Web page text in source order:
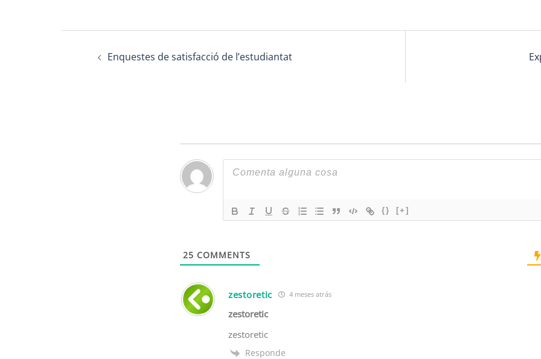
Post
navigation
Enquestes de satisfacció de l’estudiantat
{} [+]
25 COMMENTS
zestoretic 4 meses atrás
zestoretic
zestoretic
Responde